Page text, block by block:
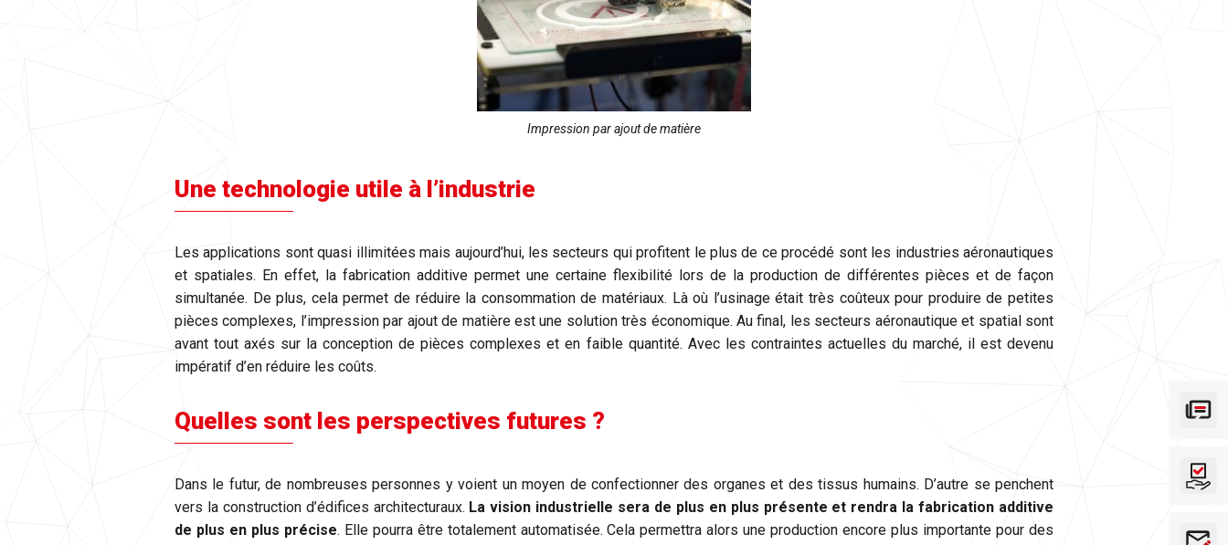
Impression par ajout de matière
Une technologie utile à l’industrie
Les applications sont quasi illimitées mais aujourd’hui, les secteurs qui profitent le plus de ce procédé sont les industries aéronautiques
et spatiales. En effet, la fabrication additive permet une certaine flexibilité lors de la production de différentes pièces et de façon
simultanée. De plus, cela permet de réduire la consommation de matériaux. Là où l’usinage était très coûteux pour produire de petites
pièces complexes, l’impression par ajout de matière est une solution très économique. Au final, les secteurs aéronautique et spatial sont
avant tout axés sur la conception de pièces complexes et en faible quantité. Avec les contraintes actuelles du marché, il est devenu
impératif d’en réduire les coûts.
Quelles sont les perspectives futures ?
Dans le futur, de nombreuses personnes y voient un moyen de confectionner des organes et des tissus humains. D’autre se penchent
vers la construction d’édifices architecturaux. La vision industrielle sera de plus en plus présente et rendra la fabrication additive
de plus en plus précise. Elle pourra être totalement automatisée. Cela permettra alors une production encore plus importante pour des